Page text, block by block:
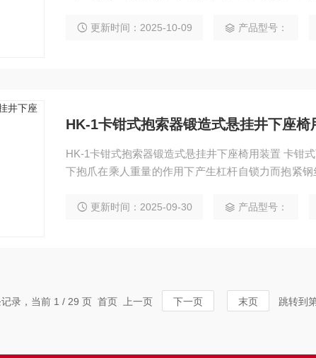
更新时间：2025-10-09 产品型号：
HK-1卡钳式抱索器锻造式悬挂井下座椅
HK-1卡钳式抱索器锻造式悬挂井下座椅用装置 卡钳
下抱爪在乘人重量的作用下产生杠杆自锁力而抱紧
更新时间：2025-09-30 产品型号：
录，当前 1 / 29 页 首页 上一页 下一页 末页 跳转到